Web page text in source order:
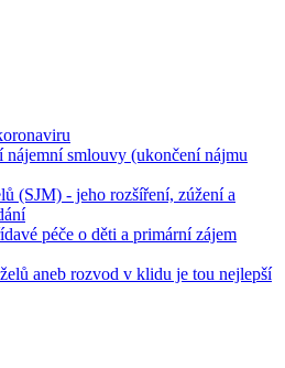
nájemní smlouvy (ukončení nájmu
(SJM) - jeho rozšíření, zúžení a
péče o děti a primární zájem
aneb rozvod v klidu je tou nejlepší